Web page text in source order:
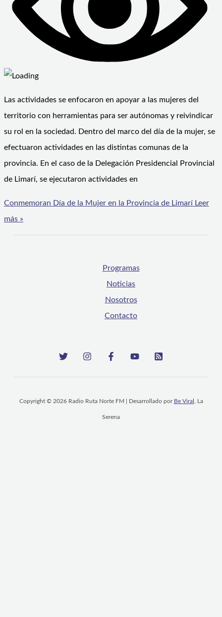
Las actividades se enfocaron en apoyar a las mujeres del
territorio con herramientas para ser autónomas y reivindicar
su rol en la sociedad. Dentro del marco del día de la mujer, se
efectuaron actividades en las distintas comunas de la
provincia. En el caso de la Delegación Presidencial Provincial
de Limarí, se ejecutaron actividades en
Conmemoran Día de la Mujer en la Provincia de Limarí Leer
más »
Programas
Noticias
Nosotros
Contacto
Copyright © 2026 Radio Ruta Norte FM | Desarrollado por Be Viral , La
Serena